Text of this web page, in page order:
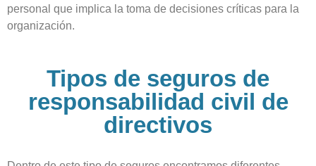
personal que implica la toma de decisiones críticas para la
organización.
Tipos de seguros de
responsabilidad civil de
directivos